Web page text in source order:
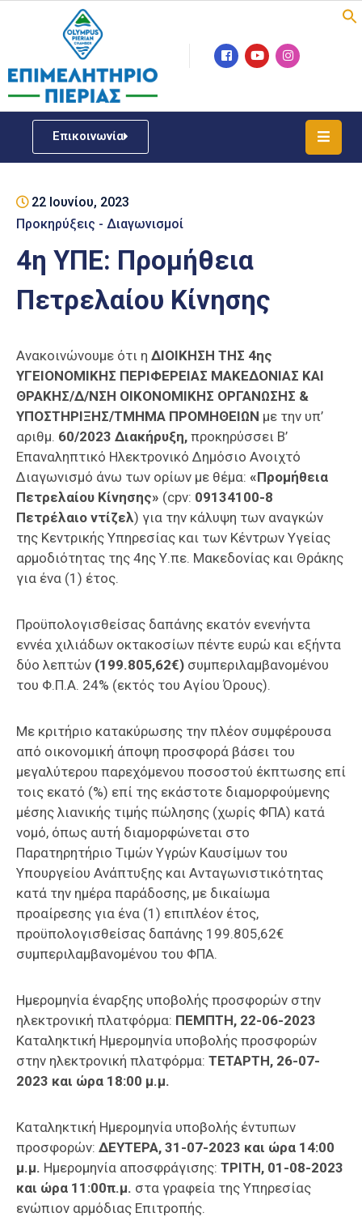
Επικοινωνία
Επιμελητήριο
Νέα
ΓΕΜΗ
Επιχειρηματική
Υποστήριξη
Παραδοσιακών
Επαγγελμάτων
Έκθεση
ΕΒΕΠ-
ΚΜ
Πιερία
22 Ιουνίου, 2023
Προκηρύξεις - Διαγωνισμοί
4η ΥΠΕ: Προμήθεια
Πετρελαίου Κίνησης
Ανακοινώνουμε ότι η ΔΙΟΙΚΗΣΗ ΤΗΣ 4ης
ΥΓΕΙΟΝΟΜΙΚΗΣ ΠΕΡΙΦΕΡΕΙΑΣ ΜΑΚΕΔΟΝΙΑΣ ΚΑΙ
ΘΡΑΚΗΣ/Δ/ΝΣΗ ΟΙΚΟΝΟΜΙΚΗΣ ΟΡΓΑΝΩΣΗΣ &
ΥΠΟΣΤΗΡΙΞΗΣ/ΤΜΗΜΑ ΠΡΟΜΗΘΕΙΩΝ με την υπ’
αριθμ. 60/2023 Διακήρυξη, προκηρύσσει Β’
Επαναληπτικό Ηλεκτρονικό Δημόσιο Ανοιχτό
Διαγωνισμό άνω των ορίων με θέμα: «Προμήθεια
Πετρελαίου Κίνησης» (cpv: 09134100-8
Πετρέλαιο ντίζελ) για την κάλυψη των αναγκών
της Κεντρικής Υπηρεσίας και των Κέντρων Υγείας
αρμοδιότητας της 4ης Υ.πε. Μακεδονίας και Θράκης
για ένα (1) έτος.
Προϋπολογισθείσας δαπάνης εκατόν ενενήντα
εννέα χιλιάδων οκτακοσίων πέντε ευρώ και εξήντα
δύο λεπτών (199.805,62€) συμπεριλαμβανομένου
του Φ.Π.Α. 24% (εκτός του Αγίου Όρους).
Με κριτήριο κατακύρωσης την πλέον συμφέρουσα
από οικονομική άποψη προσφορά βάσει του
μεγαλύτερου παρεχόμενου ποσοστού έκπτωσης επί
τοις εκατό (%) επί της εκάστοτε διαμορφούμενης
μέσης λιανικής τιμής πώλησης (χωρίς ΦΠΑ) κατά
νομό, όπως αυτή διαμορφώνεται στο
Παρατηρητήριο Τιμών Υγρών Καυσίμων του
Υπουργείου Ανάπτυξης και Ανταγωνιστικότητας
κατά την ημέρα παράδοσης, με δικαίωμα
προαίρεσης για ένα (1) επιπλέον έτος,
προϋπολογισθείσας δαπάνης 199.805,62€
συμπεριλαμβανομένου του ΦΠΑ.
Ημερομηνία έναρξης υποβολής προσφορών στην
ηλεκτρονική πλατφόρμα: ΠΕΜΠΤΗ, 22-06-2023
Καταληκτική Ημερομηνία υποβολής προσφορών
στην ηλεκτρονική πλατφόρμα: ΤΕΤΑΡΤΗ, 26-07-
2023 και ώρα 18:00 μ.μ.
Καταληκτική Ημερομηνία υποβολής έντυπων
προσφορών: ΔΕΥΤΕΡΑ, 31-07-2023 και ώρα 14:00
μ.μ. Ημερομηνία αποσφράγισης: ΤΡΙΤΗ, 01-08-2023
και ώρα 11:00π.μ. στα γραφεία της Υπηρεσίας
ενώπιον αρμόδιας Επιτροπής.